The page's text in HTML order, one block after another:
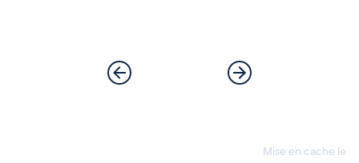
Mise en cache le